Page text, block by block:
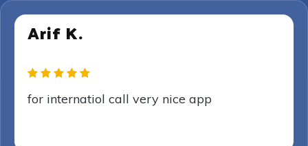
Arif K.
for internatiol call very nice app